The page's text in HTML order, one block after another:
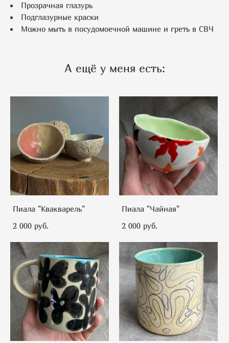
Прозрачная глазурь
Подглазурные краски
Можно мыть в посудомоечной машине и греть в СВЧ
А ещё у меня есть:
Пиала "Квакварель"
2 000 pуб.
Пиала "Чайная"
2 000 pуб.